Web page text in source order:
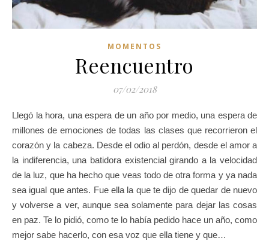
MOMENTOS
Reencuentro
07/02/2018
Llegó la hora, una espera de un año por medio, una espera de
millones de emociones de todas las clases que recorrieron el
corazón y la cabeza. Desde el odio al perdón, desde el amor a
la indiferencia, una batidora existencial girando a la velocidad
de la luz, que ha hecho que veas todo de otra forma y ya nada
sea igual que antes. Fue ella la que te dijo de quedar de nuevo
y volverse a ver, aunque sea solamente para dejar las cosas
en paz. Te lo pidió, como te lo había pedido hace un año, como
mejor sabe hacerlo, con esa voz que ella tiene y que…